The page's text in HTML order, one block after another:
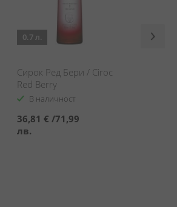
0.7 л.
Сирок Ред Бери / Ciroc
Red Berry
В наличност
36,81 € /71,99
лв.